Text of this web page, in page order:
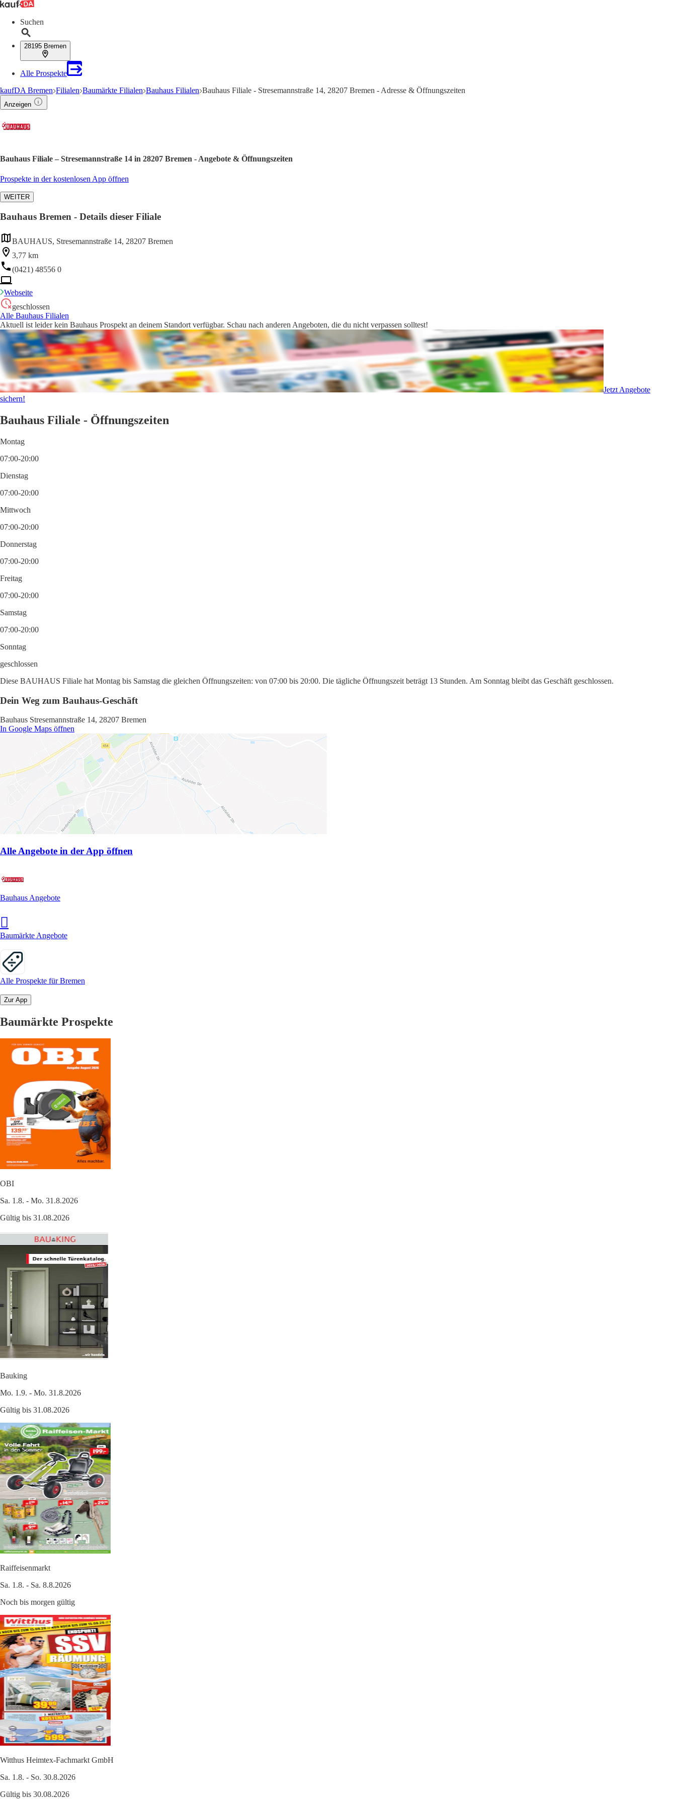
Suchen
28195 Bremen
Alle Prospekte
kaufDA Bremen Filialen Baumärkte Filialen Bauhaus Filialen Bauhaus Filiale - Stresemannstraße 14, 28207 Bremen - Adresse & Öffnungszeiten
Anzeigen
Bauhaus Filiale – Stresemannstraße 14 in 28207 Bremen - Angebote & Öffnungszeiten
Prospekte in der kostenlosen App öffnen
WEITER
Bauhaus Bremen - Details dieser Filiale
BAUHAUS, Stresemannstraße 14, 28207 Bremen
3,77 km
(0421) 48556 0
Webseite
geschlossen
Alle Bauhaus Filialen
Aktuell ist leider kein Bauhaus Prospekt an deinem Standort verfügbar. Schau nach anderen Angeboten, die du nicht verpassen solltest!
Jetzt Angebote
sichern!
Bauhaus Filiale - Öffnungszeiten
Montag
07:00-20:00
Dienstag
07:00-20:00
Mittwoch
07:00-20:00
Donnerstag
07:00-20:00
Freitag
07:00-20:00
Samstag
07:00-20:00
Sonntag
geschlossen
Diese BAUHAUS Filiale hat Montag bis Samstag die gleichen Öffnungszeiten: von 07:00 bis 20:00. Die tägliche Öffnungszeit beträgt 13 Stunden. Am Sonntag bleibt das Geschäft geschlossen.
Dein Weg zum Bauhaus-Geschäft
Bauhaus Stresemannstraße 14, 28207 Bremen
In Google Maps öffnen
Alle Angebote in der App öffnen
Bauhaus Angebote
Baumärkte Angebote
Alle Prospekte für Bremen
Zur App
Baumärkte Prospekte
OBI
Sa. 1.8. - Mo. 31.8.2026
Gültig bis 31.08.2026
Bauking
Mo. 1.9. - Mo. 31.8.2026
Gültig bis 31.08.2026
Raiffeisenmarkt
Sa. 1.8. - Sa. 8.8.2026
Noch bis morgen gültig
Witthus Heimtex-Fachmarkt GmbH
Sa. 1.8. - So. 30.8.2026
Gültig bis 30.08.2026